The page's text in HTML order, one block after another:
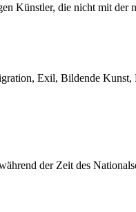
Künstler, die nicht mit
Exil, Bildende
der Zeit des